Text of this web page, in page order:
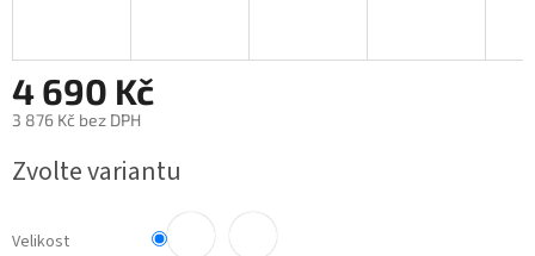
4 690 Kč
3 876 Kč bez DPH
cena:
Zvolte variantu
Velikost